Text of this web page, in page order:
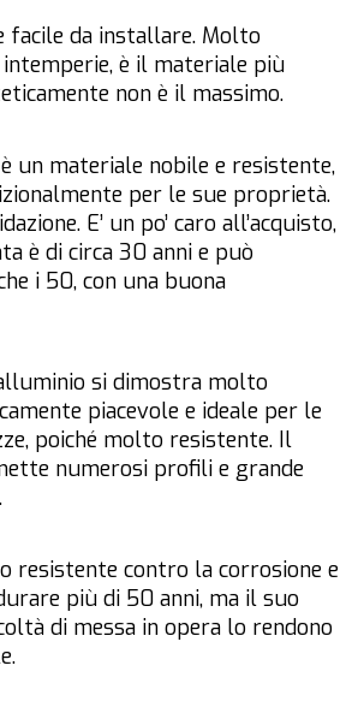
facile da installare. Molto
è il materiale più
non è il massimo.
un materiale nobile e resistente,
per le sue proprietà.
E’ un po’ caro all’acquisto,
è di circa 30 anni e può
i 50, con una buona
si dimostra molto
piacevole e ideale per le
poiché molto resistente. Il
numerosi profili e grande
resistente contro la corrosione e
più di 50 anni, ma il suo
di messa in opera lo rendono